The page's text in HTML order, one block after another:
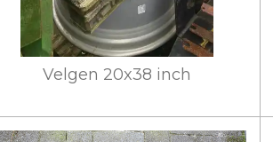
Velgen 20x38 inch